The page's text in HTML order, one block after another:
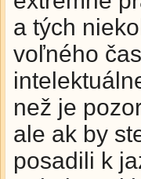
a tých
voľného
než je
ale ak by
posadili k